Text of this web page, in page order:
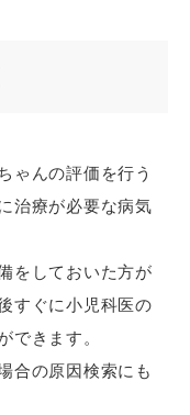
ゃんの評価を行う
治療が必要な病気
をしておいた方が
すぐに小児科医の
できます。
合の原因検索にも